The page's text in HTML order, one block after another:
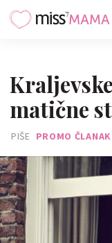
matične
PIŠE PROMO ČLANAK